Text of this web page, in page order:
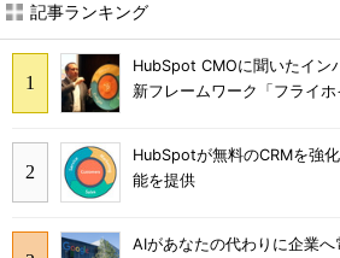
記事ランキング
HubSpot CMOに聞いたイン
新フレームワーク「フライホ
HubSpotが無料のCRMを強
能を提供
AIがあなたの代わりに企業